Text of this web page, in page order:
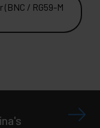
/ RG59-M